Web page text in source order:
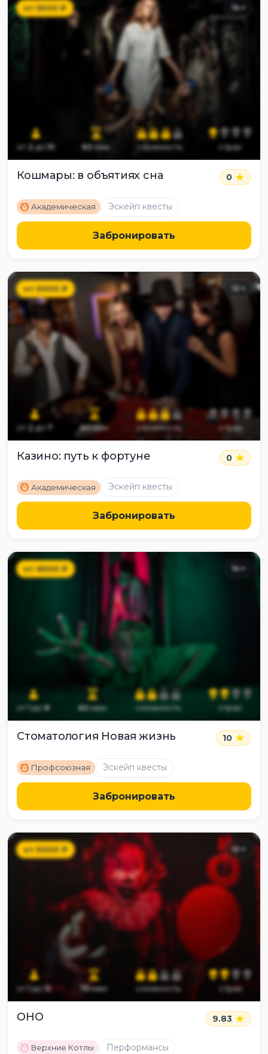
от5500₽ 14+
от 2до 10 60мин сложность страх
Кошмары: в объятиях сна 0
M Академическая Эскейп квесты
Забронировать
от5000₽ 12 +
от 2до 60мин сложность страх
Казино: путь к фортуне 0
M Академическая Эскейп квесты
Забронировать
от6500₽ 14+
от до8 60мин сложность страх
Стоматология Новая жизнь 10
M Профсоюзная Эскейп квесты
Забронировать
от5000₽ 12+
от 1до15 75мин сложность страх
ОНО 9.83
M Верхние Котлы Перформансы